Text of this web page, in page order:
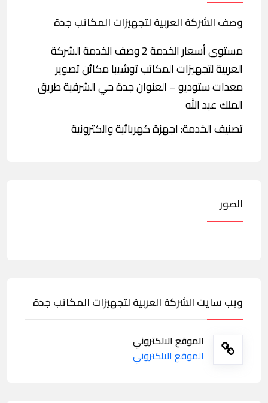
وصف الشركة العربية لتجهيزات المكاتب جدة
مستوى أسعار الخدمة 2 وصف الخدمة الشركة
العربية لتجهيزات المكاتب توشيبا مكائن تصوير
معدات ستوديو – العنوان جدة حي الشرفية طريق
الملك عبد الله
تصنيف الخدمة: اجهزة كهربائية والكترونية
الصور
ويب سايت الشركة العربية لتجهيزات المكاتب جدة
الموقع الالكتروني
الموقع الالكتروني